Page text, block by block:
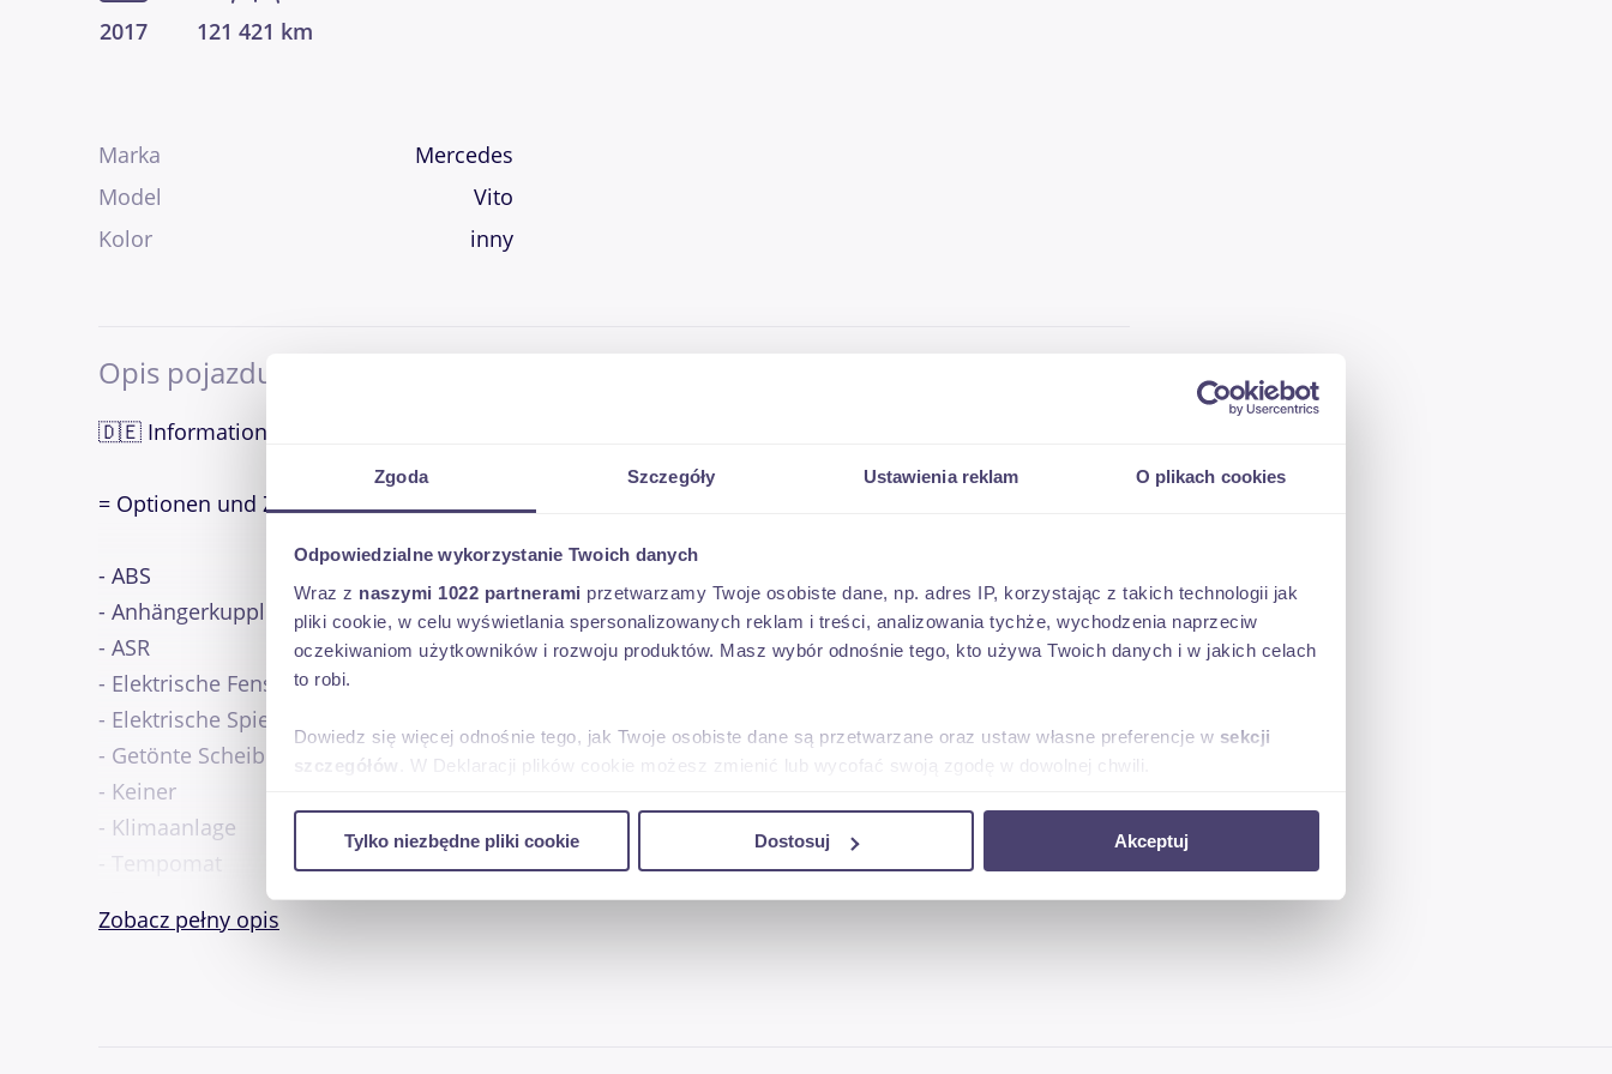
Zgoda Szczegóły Ustawienia reklam O plikach cookies
Odpowiedzialne wykorzystanie Twoich danych
Wraz z naszymi 1022 partnerami przetwarzamy Twoje osobiste dane, np. adres IP, korzystając z takich technologii jak
pliki cookie, w celu wyświetlania spersonalizowanych reklam i treści, analizowania tychże, wychodzenia naprzeciw
oczekiwaniom użytkowników i rozwoju produktów. Masz wybór odnośnie tego, kto używa Twoich danych i w jakich celach
to robi.
Dowiedz się więcej odnośnie tego, jak Twoje osobiste dane są przetwarzane oraz ustaw własne preferencje w sekcji
szczegółów . W Deklaracji plików cookie możesz zmienić lub wycofać swoją zgodę w dowolnej chwili.
ruch w naszej witrynie. Informacje o tym, jak korzystasz z naszej witryny, udostępniamy partnerom społecznościowym,
Tylko niezbędne pliki cookie Dostosuj Akceptuj
2017 121 421 km
Marka
Mercedes
Model
Vito
Kolor
inny
Opis pojazdu
🇩🇪 Informationen auf Deutsch:
= Optionen und Zubehör =
- ABS
- Anhängerkupplung
- ASR
- Elektrische Fensterheber
- Elektrische Spiegel
- Getönte Scheiben
- Keiner
- Klimaanlage
- Tempomat
Zobacz pełny opis